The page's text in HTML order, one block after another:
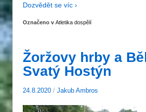
Dozvědět se víc ›
Označeno v Atletika dospělí
Žoržovy hrby a
Svatý Hostýn
24.8.2020 / Jakub Ambros